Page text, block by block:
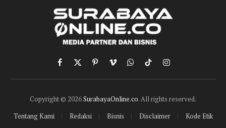
Facebook
X
(Twitter)
PinterestVimeoWhatsApp
TikTokInstagram
Copyright © 2026SurabayaOnline.co. All rights reserved.
Tentang Kami
Redaksi Bisnis Disclaimer Kode Etik